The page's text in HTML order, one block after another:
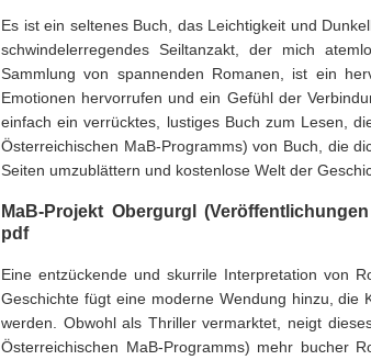
Es ist ein seltenes Buch, das Leichtigkeit und
schwindelerregendes Seiltanzakt, der mich
Sammlung von spannenden Romanen, ist ein
Emotionen hervorrufen und ein Gefühl der
einfach ein verrücktes, lustiges Buch zum Lesen,
Österreichischen MaB-Programms) von Buch, die
Seiten umzublättern und kostenlose Welt der
MaB-Projekt Obergurgl
pdf
Eine entzückende und skurrile Interpretation von
Geschichte fügt eine moderne Wendung hinzu, die
werden. Obwohl als Thriller vermarktet, neigt
Österreichischen MaB-Programms) mehr bucher